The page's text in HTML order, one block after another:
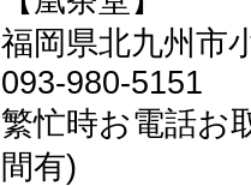
福岡県北九州市
093-980-5151
繁忙時お電話お
間有)